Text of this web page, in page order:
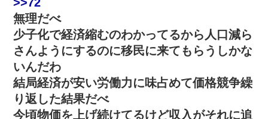
無理だべ
少子化で経済縮むのわかってるから人口減ら
さんようにするのに移民に来てもらうしかな
いんだわ
結局経済が安い労働力に味占めて価格競争繰
り返した結果だべ
今頃物価を上げ続けてるけど収入がそれに追